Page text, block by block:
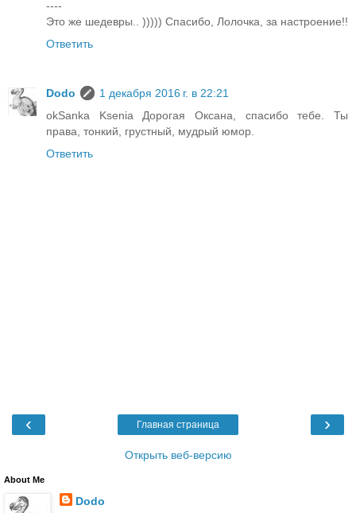
----
Это же шедевры.. ))))) Спасибо, Лолочка, за настроение!!
Ответить
Dodo
1 декабря 2016 г. в 22:21
okSanka Ksenia Дорогая Оксана, спасибо тебе. Ты
права, тонкий, грустный, мудрый юмор.
Ответить
‹ ›
Главная страница
Открыть веб-версию
About Me
Dodo